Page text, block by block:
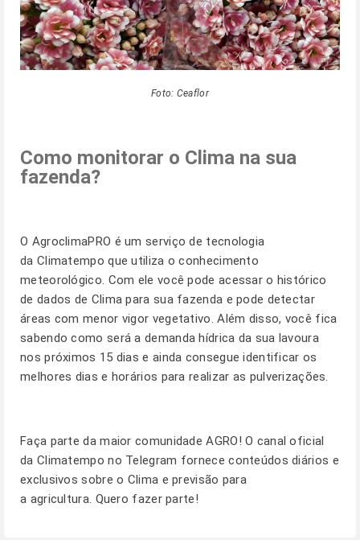
Foto: Ceaflor
Como monitorar o Clima na sua
fazenda?
O AgroclimaPRO é um serviço de tecnologia
da Climatempo que utiliza o conhecimento
meteorológico. Com ele você pode acessar o histórico
de dados de Clima para sua fazenda e pode detectar
áreas com menor vigor vegetativo. Além disso, você fica
sabendo como será a demanda hídrica da sua lavoura
nos próximos 15 dias e ainda consegue identificar os
melhores dias e horários para realizar as pulverizações.
Faça parte da maior comunidade AGRO! O canal oficial
da Climatempo no Telegram fornece conteúdos diários e
exclusivos sobre o Clima e previsão para
a agricultura. Quero fazer parte!